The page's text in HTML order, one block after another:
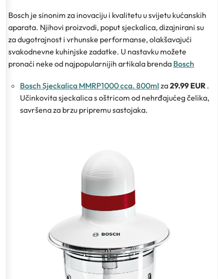
Bosch je sinonim za inovaciju i kvalitetu u svijetu kućanskih
aparata. Njihovi proizvodi, poput sjeckalica, dizajnirani su
za dugotrajnost i vrhunske performanse, olakšavajući
svakodnevne kuhinjske zadatke. U nastavku možete
pronaći neke od najpopularnijih artikala brenda Bosch
Bosch Sjeckalica MMRP1000 cca. 800ml za29.99 EUR .
Učinkovita sjeckalica s oštricom od nehrđajućeg čelika,
savršena za brzu pripremu sastojaka.